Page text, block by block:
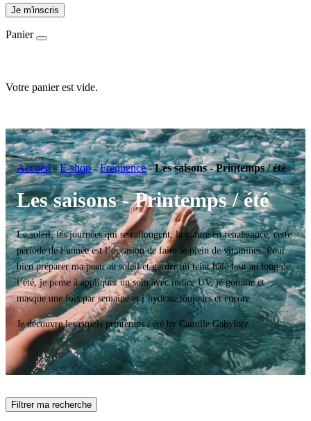
Je m'inscris
Panier
Votre panier est vide.
Accueil-E-shop-Fréquence-Les saisons - Printemps / été
Les saisons - Printemps / été
Le soleil, les journées qui se rallongent, la nature en renaissance, cette
période de l’année est l’occasion de faire le plein de vitamines. Pour
bien préparer ma peau au soleil et garder un teint hâlé tout au long de
l’été, je pense à appliquer un soin avec indice UV, je gomme et
masque une fois par semaine et j’hydrate toujours et encore.
Je découvre les rituels printemps / été by Camille Gabylore :
Filtrer ma recherche